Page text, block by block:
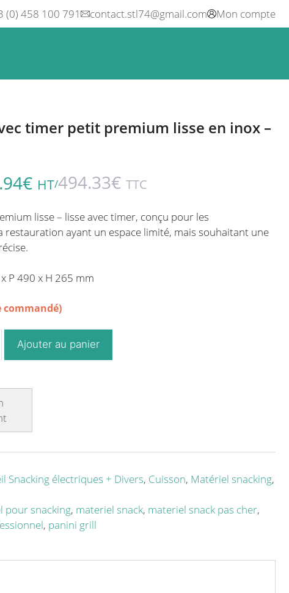
(0) 458 100 791 contact.stl74@gmail.com Mon compte
timer petit premium lisse en inox –
€ HT/494.33€ TTC
lisse – lisse avec timer, conçu pour les
restauration ayant un espace limité, mais souhaitant une
P 490 x H 265 mm
commandé)
Ajouter au panier
Snacking électriques + Divers, Cuisson, Matériel snacking,
pour snacking, materiel snack, materiel snack pas cher,
, panini grill